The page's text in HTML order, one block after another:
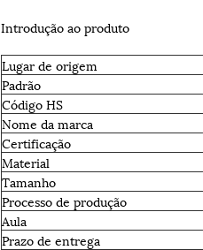
Introdução ao produto
Lugar de origem
Padrão
Código HS
Nome da marca
Certificação
Material
Tamanho
Processo de produção
Aula
Prazo de entrega